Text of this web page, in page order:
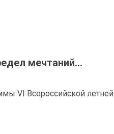
мечтаний…
VI Всероссийской